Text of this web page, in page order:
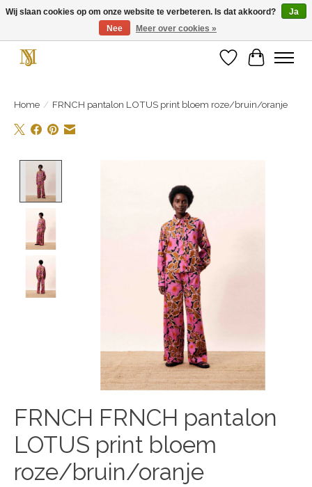
Unieke schoenen en een feestje aan je voeten! Gratis verzending vanaf € 75,-
Verlanglijst
Home / FRNCH pantalon LOTUS print bloem roze/bruin/oranje
FRNCH FRNCH pantalon
LOTUS print bloem
roze/bruin/oranje
Wij slaan cookies op om onze website te verbeteren. Is dat akkoord?
Ja
Nee
Meer over cookies »